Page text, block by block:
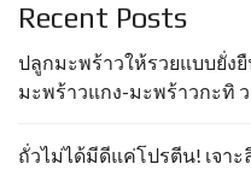
Recent Posts
ปลูกมะพร้าวให้รวยแบบยั่ง
มะพร้าวแกง-มะพร้าวกะทิ
ถั่วไม่ได้มีดีแค่โปรตีน! เจาะ